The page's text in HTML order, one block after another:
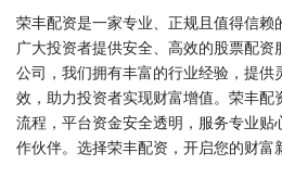
荣丰配资是一家专业、正规且值得信赖
广大投资者提供安全、高效的股票配
公司，我们拥有丰富的行业经验，提供
效，助力投资者实现财富增值。荣丰配
流程，平台资金安全透明，服务专业贴
作伙伴。选择荣丰配资，开启您的财富